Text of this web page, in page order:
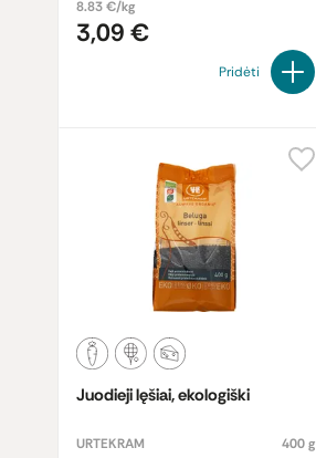
8.83 €/kg
3,09 €
Pridėti
Juodieji lęšiai, ekologiški
URTEKRAM
400 g